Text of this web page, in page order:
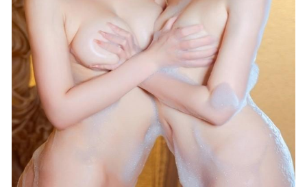
女主K NO.37 圣诞麋鹿 [100P1V-460MB]
2024-03-26